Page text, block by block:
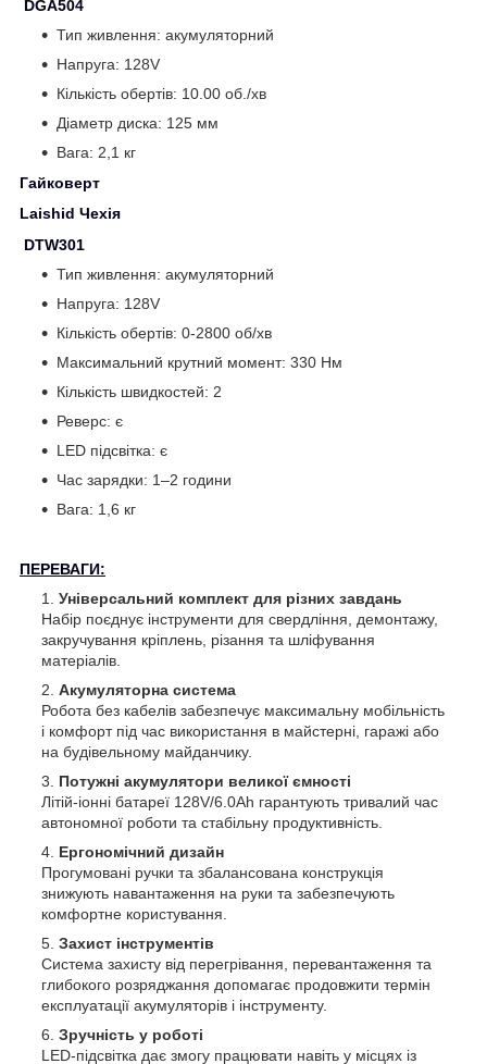
DGA504
Тип живлення: акумуляторний
Напруга: 128V
Кількість обертів: 10.00 об./хв
Діаметр диска: 125 мм
Вага: 2,1 кг
Гайковерт
Laishid Чехія
DTW301
Тип живлення: акумуляторний
Напруга: 128V
Кількість обертів: 0-2800 об/хв
Максимальний крутний момент: 330 Нм
Кількість швидкостей: 2
Реверс: є
LED підсвітка: є
Час зарядки: 1–2 години
Вага: 1,6 кг
ПЕРЕВАГИ:
Універсальний комплект для різних завдань
Набір поєднує інструменти для свердління, демонтажу,
закручування кріплень, різання та шліфування
матеріалів.
Акумуляторна система
Робота без кабелів забезпечує максимальну мобільність
і комфорт під час використання в майстерні, гаражі або
на будівельному майданчику.
Потужні акумулятори великої ємності
Літій-іонні батареї 128V/6.0Ah гарантують тривалий час
автономної роботи та стабільну продуктивність.
Ергономічний дизайн
Прогумовані ручки та збалансована конструкція
знижують навантаження на руки та забезпечують
комфортне користування.
Захист інструментів
Система захисту від перегрівання, перевантаження та
глибокого розряджання допомагає продовжити термін
експлуатації акумуляторів і інструменту.
Зручність у роботі
LED-підсвітка дає змогу працювати навіть у місцях із